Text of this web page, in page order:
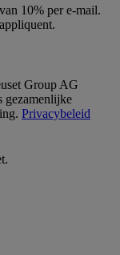
10% per e-mail.
Group AG
gezamenlijke
Privacybeleid